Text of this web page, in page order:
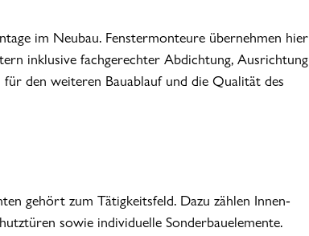
im Neubau. Fenstermonteure übernehmen hier
inklusive fachgerechter Abdichtung, Ausrichtung
für den weiteren Bauablauf und die Qualität des
gehört zum Tätigkeitsfeld. Dazu zählen Innen-
sowie individuelle Sonderbauelemente.